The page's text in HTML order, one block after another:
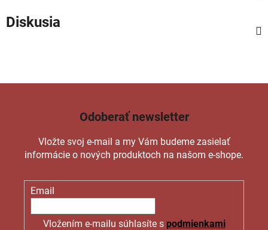
Diskusia
Odoberať newsletter
Vložte svoj e-mail a my Vám budeme zasielať
informácie o nových produktoch na našom e-shope.
Email
Vložením e-mailu súhlasíte s podmienkami